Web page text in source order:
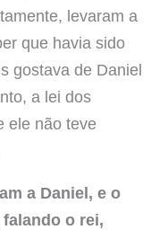
levaram a
que havia sido
gostava de Daniel
a lei dos
ele não teve
a Daniel, e o
o rei,